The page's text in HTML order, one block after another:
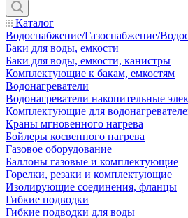
Каталог
Водоснабжение/Газоснабжение/
Баки для воды, емкости
Баки для воды, емкости, канистры
Комплектующие к бакам, емкостям
Водонагреватели
Водонагреватели накопительные
Комплектующие для
Краны мгновенного нагрева
Бойлеры косвенного нагрева
Газовое оборудование
Баллоны газовые и комплектующие
Горелки, резаки и комплектующие
Изолирующие соединения, фланцы
Гибкие подводки
Гибкие подводки для воды